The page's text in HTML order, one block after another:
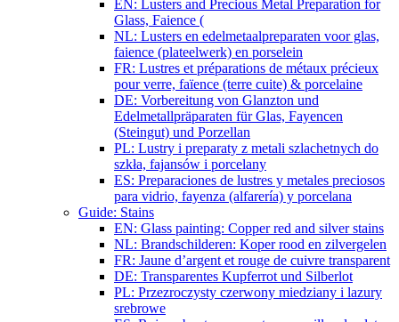
EN: Lusters and Precious Metal Preparation for
Glass, Faience (
NL: Lusters en edelmetaalpreparaten voor glas,
faience (plateelwerk) en porselein
FR: Lustres et préparations de métaux précieux
pour verre, faïence (terre cuite) & porcelaine
DE: Vorbereitung von Glanzton und
Edelmetallpräparaten für Glas, Fayencen
(Steingut) und Porzellan
PL: Lustry i preparaty z metali szlachetnych do
szkła, fajansów i porcelany
ES: Preparaciones de lustres y metales preciosos
para vidrio, fayenza (alfarería) y porcelana
Guide: Stains
EN: Glass painting: Copper red and silver stains
NL: Brandschilderen: Koper rood en zilvergelen
FR: Jaune d’argent et rouge de cuivre transparent
DE: Transparentes Kupferrot und Silberlot
PL: Przezroczysty czerwony miedziany i lazury
srebrowe